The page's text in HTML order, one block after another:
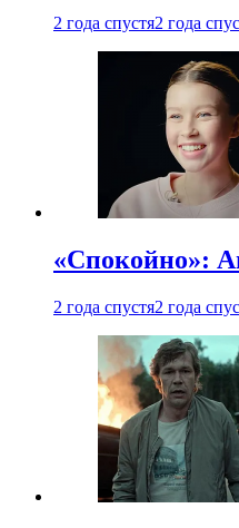
2 года спустя2 года
«Спокойно»:
2 года спустя2 года